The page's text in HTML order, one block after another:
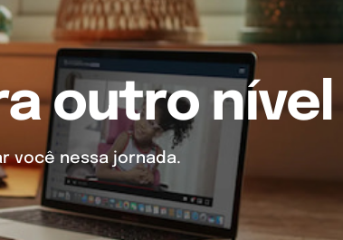
outro nível
você nessa jornada.